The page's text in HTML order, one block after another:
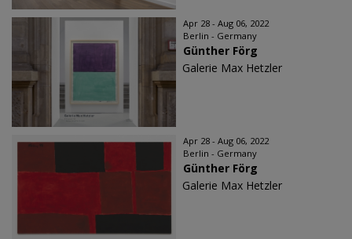
Apr 28 - Aug 06, 2022
Berlin - Germany
Günther Förg
Galerie Max Hetzler
Apr 28 - Aug 06, 2022
Berlin - Germany
Günther Förg
Galerie Max Hetzler